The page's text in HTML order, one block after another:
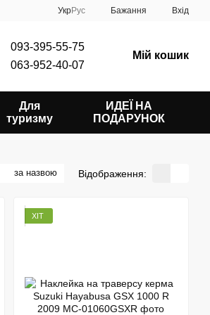
УкрРус Бажання Вхід
093-395-55-75
063-952-40-07
Мій кошик
Для
туризму
ИДЕЇ НА
ПОДАРУНОК
за назвою Відображення:
ХІТ